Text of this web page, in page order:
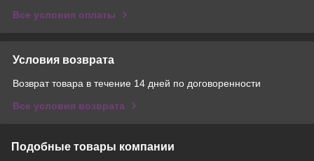
Все условия оплаты
Условия возврата
Возврат товара в течение 14 дней по договоренности
Все условия возврата
Подобные товары компании